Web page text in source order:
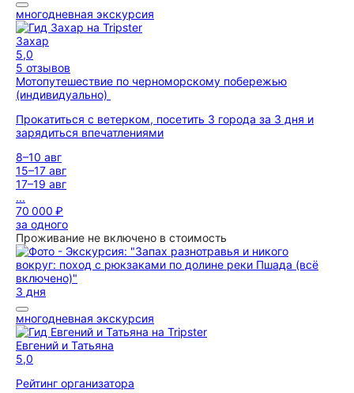
многодневная экскурсия
Захар
5,0
5 отзывов
Мотопутешествие по черноморскому побережью
(индивидуально)
Прокатиться с ветерком, посетить 3 города за 3 дня и
зарядиться впечатлениями
8–10 авг
15–17 авг
17–19 авг
...
70 000 ₽
за одного
Проживание не включено в стоимость
3 дня
многодневная экскурсия
Евгений и Татьяна
5,0
Рейтинг организатора